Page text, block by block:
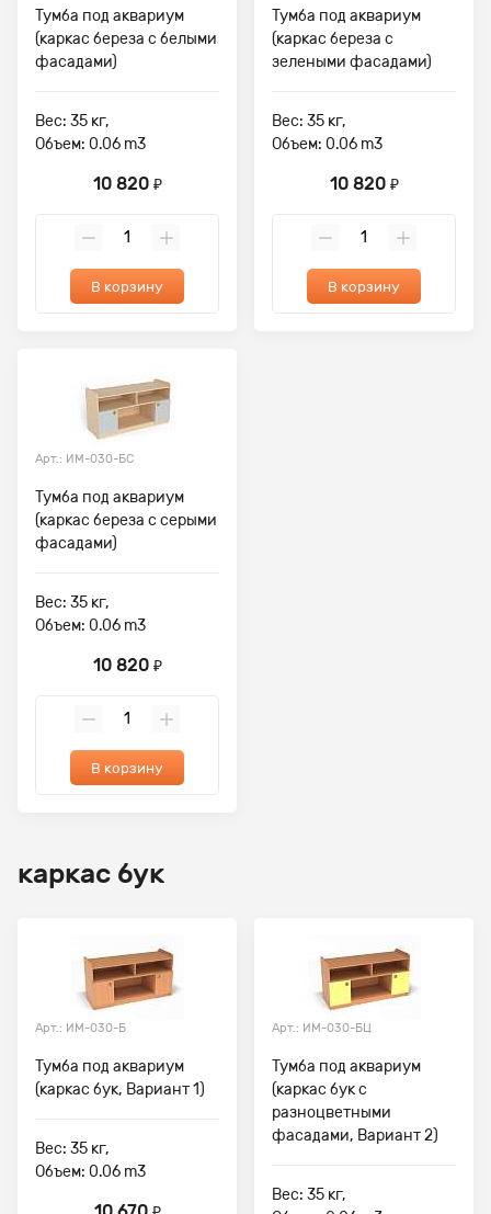
Тумба под аквариум
(каркас береза с белыми
фасадами)
Вес: 35 кг,
Объем: 0.06 m3
10 820 ₽
В корзину
Тумба под аквариум
(каркас береза с
зелеными фасадами)
Вес: 35 кг,
Объем: 0.06 m3
10 820 ₽
В корзину
Арт.: ИМ-030-БС
Тумба под аквариум
(каркас береза с серыми
фасадами)
Вес: 35 кг,
Объем: 0.06 m3
10 820 ₽
В корзину
каркас бук
Арт.: ИМ-030-Б
Тумба под аквариум
(каркас бук, Вариант 1)
Вес: 35 кг,
Объем: 0.06 m3
Арт.: ИМ-030-БЦ
Тумба под аквариум
(каркас бук с
разноцветными
фасадами, Вариант 2)
Вес: 35 кг,